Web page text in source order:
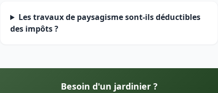
Les travaux de paysagisme sont-ils déductibles
des impôts ?
Besoin d'un jardinier ?